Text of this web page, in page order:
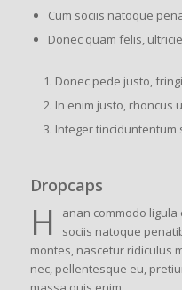
Cum sociis natoque
Donec quam felis,
Donec pede justo,
In enim justo, rhoncus
Integer tinciduntentum
Dropcaps
H
anan commodo ligula
sociis natoque
montes, nascetur ridiculus
nec, pellentesque eu,